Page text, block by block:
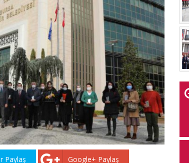
Paylaş Google+ Paylaş